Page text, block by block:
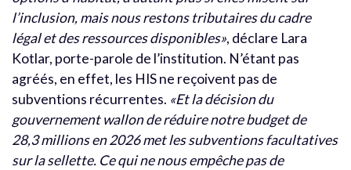
l’inclusion, mais nous restons tributaires du cadre
légal et des ressources disponibles», déclare Lara
Kotlar, porte-parole de l’institution. N’étant pas
agréés, en effet, les HIS ne reçoivent pas de
subventions récurrentes. «Et la décision du
gouvernement wallon de réduire notre budget de
28,3 millions en 2026 met les subventions facultatives
sur la sellette. Ce qui ne nous empêche pas de